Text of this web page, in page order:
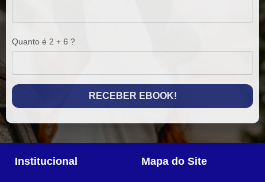
Quanto é 2 + 6 ?
RECEBER EBOOK!
Institucional Mapa do Site